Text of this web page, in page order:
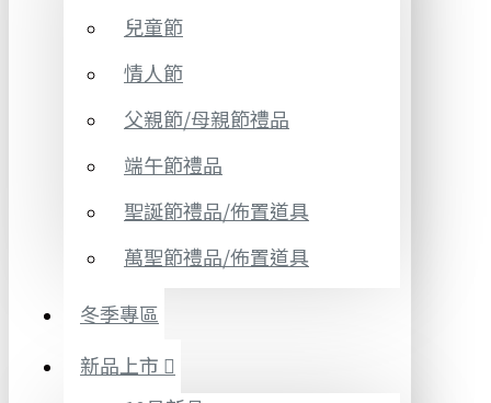
兒童節
情人節
父親節/母親節禮品
端午節禮品
聖誕節禮品/佈置道具
萬聖節禮品/佈置道具
冬季專區
新品上市